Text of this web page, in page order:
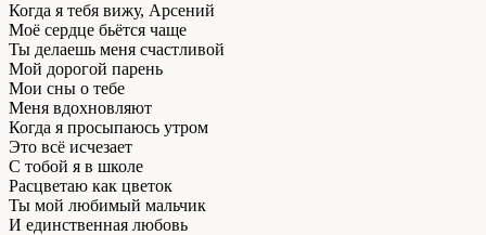
Когда я тебя вижу, Арсений
Моё сердце бьётся чаще
Ты делаешь меня счастливой
Мой дорогой парень
Мои сны о тебе
Меня вдохновляют
Когда я просыпаюсь утром
Это всё исчезает
С тобой я в школе
Расцветаю как цветок
Ты мой любимый мальчик
И единственная любовь